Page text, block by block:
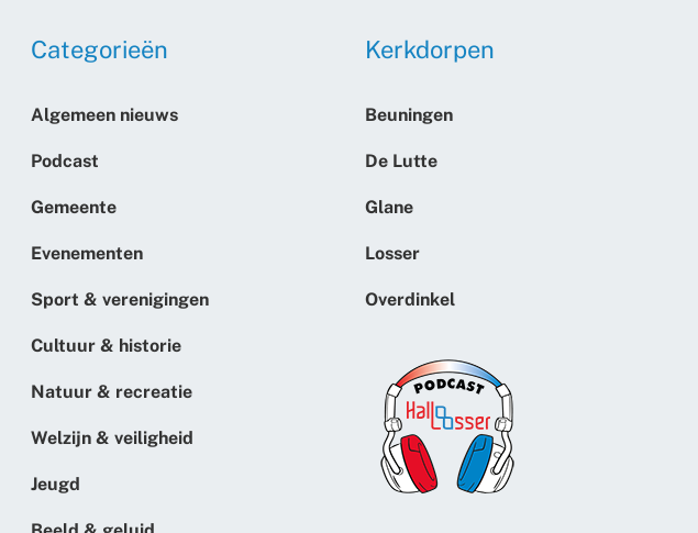
Categorieën
Algemeen nieuws
Podcast
Gemeente
Evenementen
Sport & verenigingen
Cultuur & historie
Natuur & recreatie
Welzijn & veiligheid
Jeugd
Kerkdorpen
Beuningen
De Lutte
Glane
Losser
Overdinkel